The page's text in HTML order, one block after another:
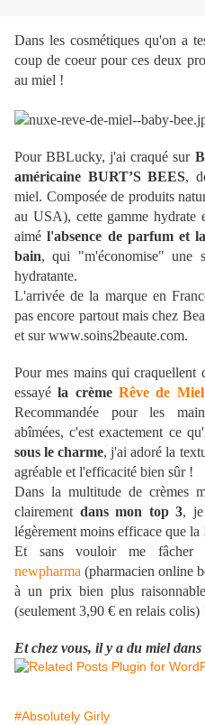
Dans les cosmétiques qu'on a
coup de coeur pour ces deux
au miel !
Pour BBLucky, j'ai craqué sur
américaine BURT’S BEES,
miel. Composée de produits
au USA), cette gamme hydrate
aimél'absence de parfum et
bain, qui "m'économise" une
hydratante.
L'arrivée de la marque en
pas encore partout mais chez
et sur www.soins2beaute.com.
Pour mes mains qui craquellent
essayéla crème Rêve de Miel
Recommandée pour les
abîmées, c'est exactement ce
sous le charme, j'ai adoré la
agréable et l'efficacité bien sûr !
Dans la multitude de crèmes
clairement dans mon top 3,
légèrement moins efficace que la
Et sans vouloir me fâcher
newpharma (pharmacien online
à un prix bien plus
(seulement 3,90 € en relais colis)
Et chez vous, il y a du miel
#Absolutely Girly